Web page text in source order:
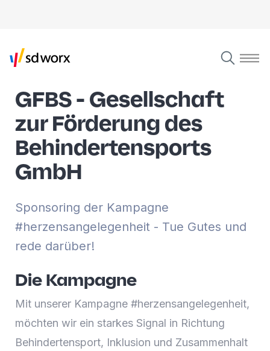
GFBS - Gesellschaft
zur Förderung des
Behindertensports
GmbH
Sponsoring der Kampagne
#herzensangelegenheit - Tue Gutes und
rede darüber!
Die Kampagne
Mit unserer Kampagne #herzensangelegenheit,
möchten wir ein starkes Signal in Richtung
Behindertensport, Inklusion und Zusammenhalt